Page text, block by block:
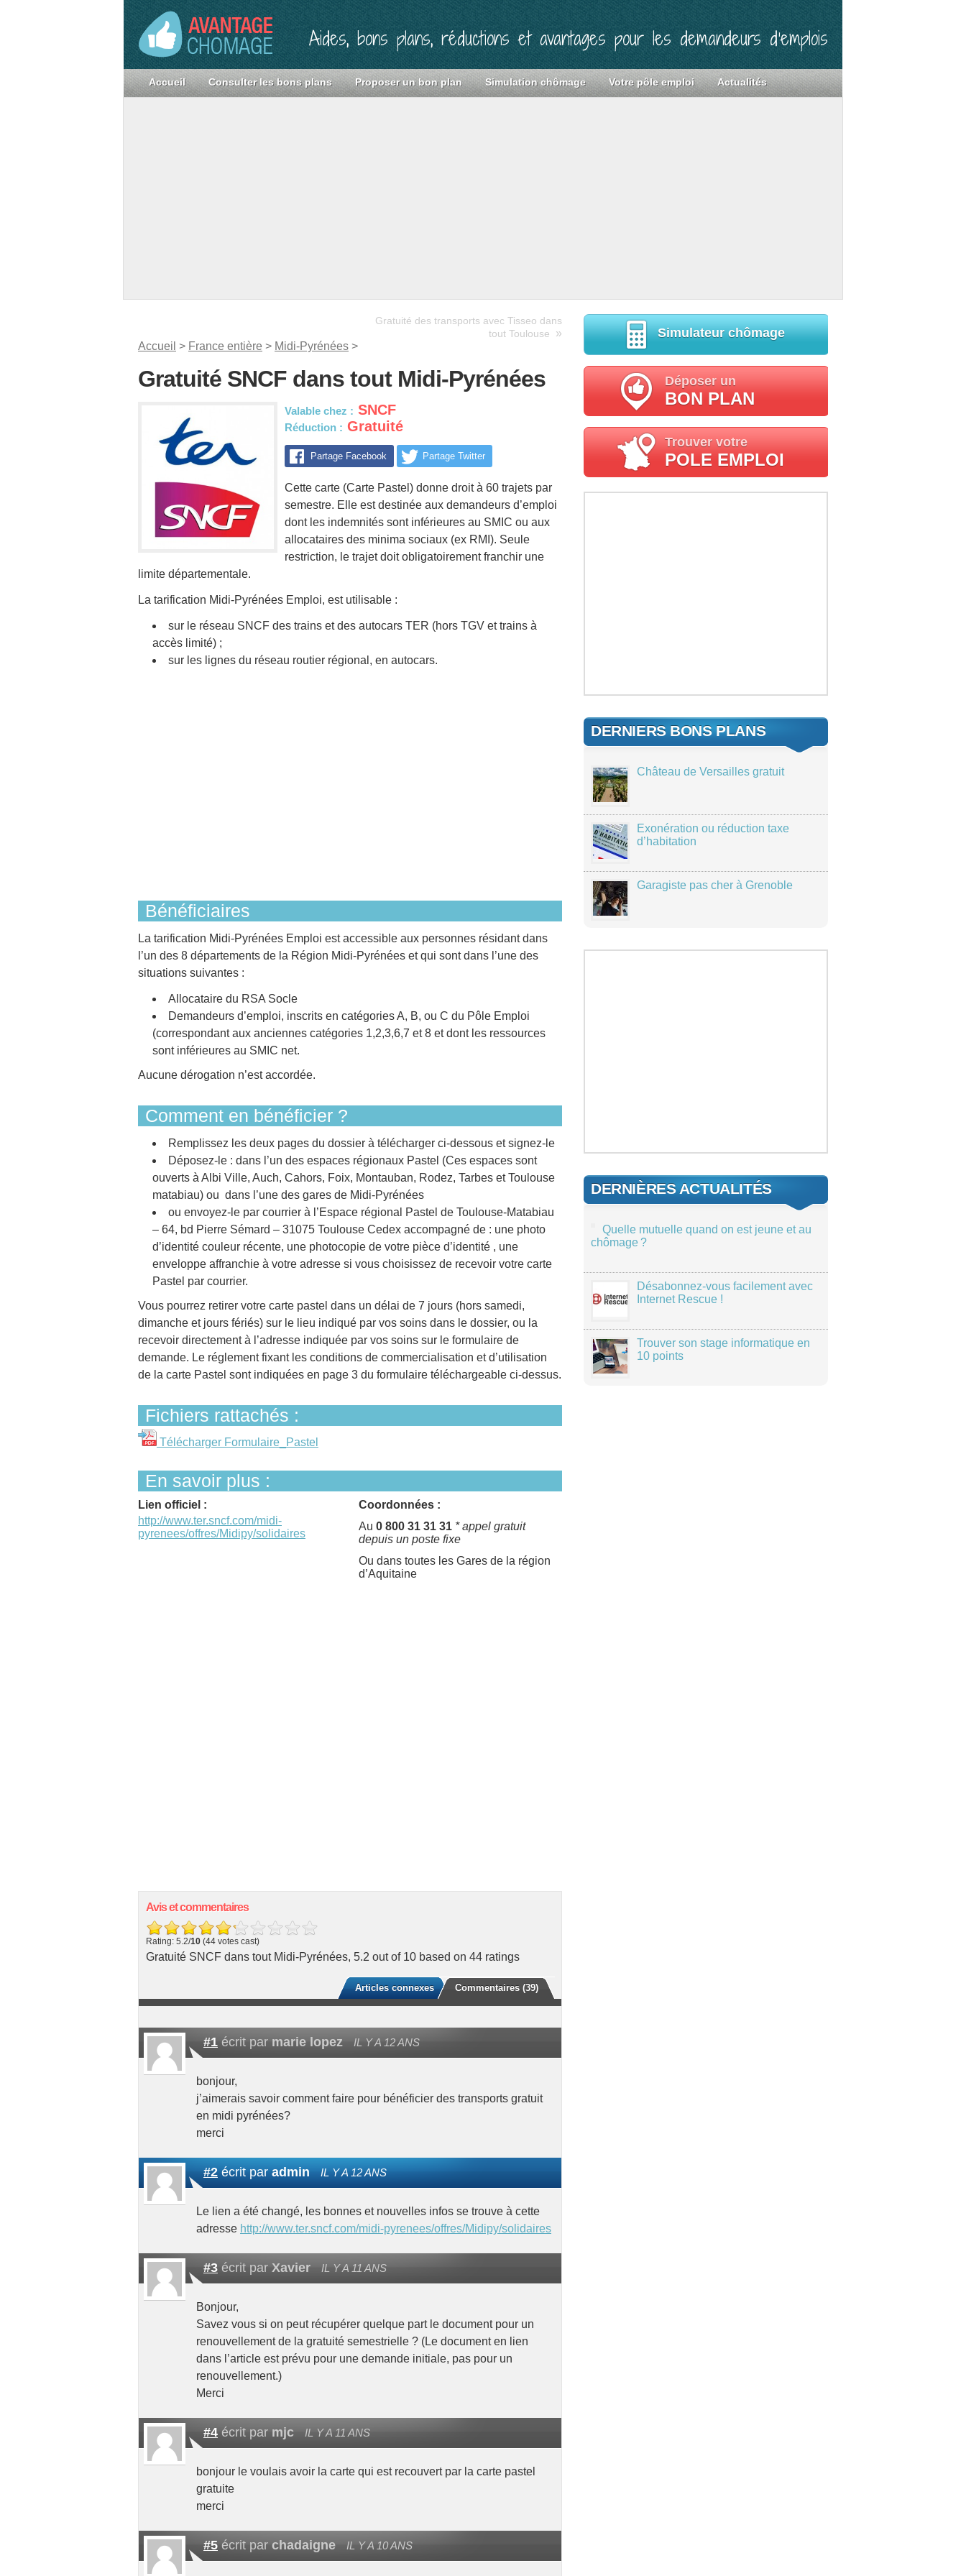
Aides, bons plans, réductions et avantages pour les demandeurs d’emplois
Accueil Consulter les bons plans Proposer un bon plan Simulation chômage Votre pôle emploi Actualités
Gratuité des transports avec Tisseo dans
tout Toulouse
»
Accueil > France entière > Midi-Pyrénées >
Gratuité SNCF dans tout Midi-Pyrénées
Valable chez : SNCF
Réduction : Gratuité
Partage Facebook Partage Twitter
Cette carte (Carte Pastel) donne droit à 60 trajets par
semestre. Elle est destinée aux demandeurs d’emploi
dont les indemnités sont inférieures au SMIC ou aux
allocataires des minima sociaux (ex RMI). Seule
restriction, le trajet doit obligatoirement franchir une
limite départementale.
La tarification Midi-Pyrénées Emploi, est utilisable :
sur le réseau SNCF des trains et des autocars TER (hors TGV et trains à
accès limité) ;
sur les lignes du réseau routier régional, en autocars.
Bénéficiaires
La tarification Midi-Pyrénées Emploi est accessible aux personnes résidant dans
l’un des 8 départements de la Région Midi-Pyrénées et qui sont dans l’une des
situations suivantes :
Allocataire du RSA Socle
Demandeurs d’emploi, inscrits en catégories A, B, ou C du Pôle Emploi
(correspondant aux anciennes catégories 1,2,3,6,7 et 8 et dont les ressources
sont inférieures au SMIC net.
Aucune dérogation n’est accordée.
Comment en bénéficier ?
Remplissez les deux pages du dossier à télécharger ci-dessous et signez-le
Déposez-le : dans l’un des espaces régionaux Pastel (Ces espaces sont
ouverts à Albi Ville, Auch, Cahors, Foix, Montauban, Rodez, Tarbes et Toulouse
matabiau) ou dans l’une des gares de Midi-Pyrénées
ou envoyez-le par courrier à l’Espace régional Pastel de Toulouse-Matabiau
– 64, bd Pierre Sémard – 31075 Toulouse Cedex accompagné de : une photo
d’identité couleur récente, une photocopie de votre pièce d’identité , une
enveloppe affranchie à votre adresse si vous choisissez de recevoir votre carte
Pastel par courrier.
Vous pourrez retirer votre carte pastel dans un délai de 7 jours (hors samedi,
dimanche et jours fériés) sur le lieu indiqué par vos soins dans le dossier, ou la
recevoir directement à l’adresse indiquée par vos soins sur le formulaire de
demande. Le réglement fixant les conditions de commercialisation et d’utilisation
de la carte Pastel sont indiquées en page 3 du formulaire téléchargeable ci-dessus.
Fichiers rattachés :
Télécharger Formulaire_Pastel
En savoir plus :
Lien officiel :
http://www.ter.sncf.com/midi-
pyrenees/offres/Midipy/solidaires
Coordonnées :
Au 0 800 31 31 31 * appel gratuit
depuis un poste fixe
Ou dans toutes les Gares de la région
d’Aquitaine
Avis et commentaires
Rating: 5.2/10 (44 votes cast)
Gratuité SNCF dans tout Midi-Pyrénées, 5.2 out of 10 based on 44 ratings
Commentaires (39)
Articles connexes
#1 écrit par marie lopez IL Y A 12 ANS
bonjour,
j’aimerais savoir comment faire pour bénéficier des transports gratuit
en midi pyrénées?
merci
#2écrit paradmin IL Y A 12 ANS
Le lien a été changé, les bonnes et nouvelles infos se trouve à cette
adresse http://www.ter.sncf.com/midi-pyrenees/offres/Midipy/solidaires
#3 écrit par Xavier IL Y A 11 ANS
Bonjour,
Savez vous si on peut récupérer quelque part le document pour un
renouvellement de la gratuité semestrielle ? (Le document en lien
dans l’article est prévu pour une demande initiale, pas pour un
renouvellement.)
Merci
#4 écrit par mjc IL Y A 11 ANS
bonjour le voulais avoir la carte qui est recouvert par la carte pastel
gratuite
merci
#5 écrit par chadaigne IL Y A 10 ANS
Simulateur chômage
Déposer un
BON PLAN
Trouver votre
POLE EMPLOI
DERNIERS BONS PLANS
Château de Versailles gratuit
Exonération ou réduction taxe
d’habitation
Garagiste pas cher à Grenoble
DERNIÈRES ACTUALITÉS
Quelle mutuelle quand on est jeune et au
chômage ?
Désabonnez-vous facilement avec
Internet Rescue !
Trouver son stage informatique en
10 points